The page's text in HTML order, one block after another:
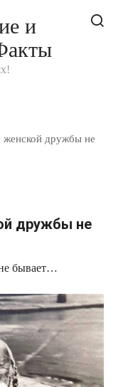
и
женской дружбы не
дружбы не
бывает…